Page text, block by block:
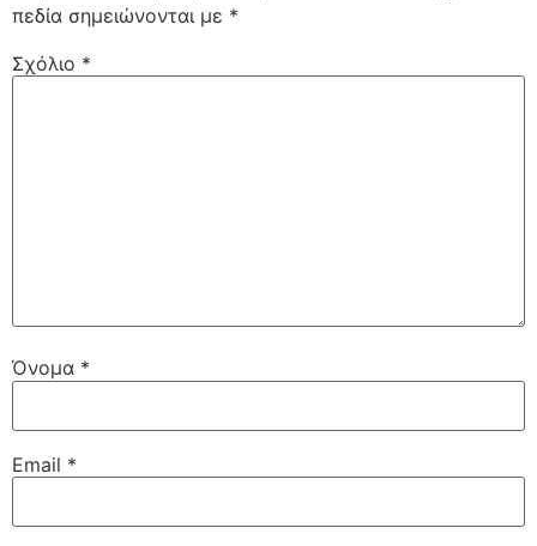
πεδία σημειώνονται με *
Σχόλιο *
Όνομα *
Email *